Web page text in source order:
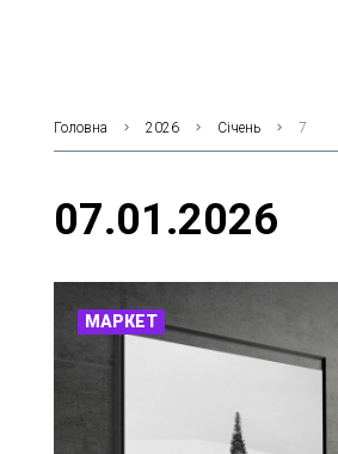
Головна 2026 Січень 7
07.01.2026
МАРКЕТ